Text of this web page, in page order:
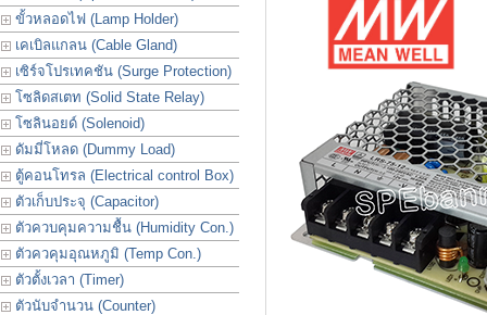
ขั้วหลอดไฟ (Lamp Holder)
เคเบิลแกลน (Cable Gland)
เซิร์จโปรเทคชัน (Surge Protection)
โซลิดสเตท (Solid State Relay)
โซลินอยด์ (Solenoid)
ดัมมี่โหลด (Dummy Load)
ตู้คอนโทรล (Electrical control Box)
ตัวเก็บประจุ (Capacitor)
ตัวควบคุมความชื้น (Humidity Con.)
ตัวควคุมอุณหภูมิ (Temp Con.)
ตัวตั้งเวลา (Timer)
ตัวนับจำนวน (Counter)